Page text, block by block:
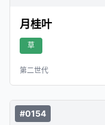
月桂叶
草
第二世代
#0154